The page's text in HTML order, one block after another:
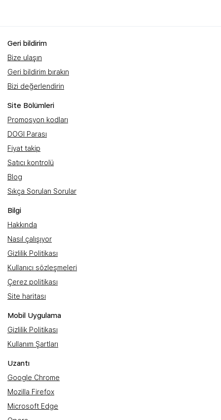
Geri bildirim
Bize ulaşın
Geri bildirim bırakın
Bizi değerlendirin
Site Bölümleri
Promosyon kodları
DOGI Parası
Fiyat takip
Satıcı kontrolü
Blog
Sıkça Sorulan Sorular
Bilgi
Hakkında
Nasıl çalışıyor
Gizlilik Politikası
Kullanıcı sözleşmeleri
Çerez politikası
Site haritası
Mobil Uygulama
Gizlilik Politikası
Kullanım Şartları
Uzantı
Google Chrome
Mozilla Firefox
Microsoft Edge